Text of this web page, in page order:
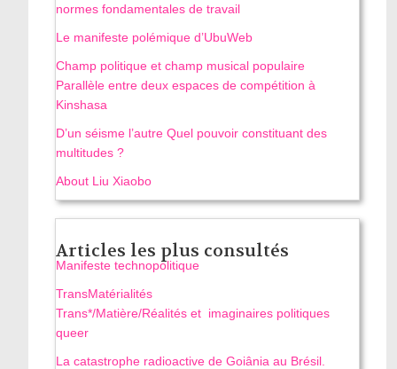
normes fondamentales de travail
Le manifeste polémique d’UbuWeb
Champ politique et champ musical populaire
Parallèle entre deux espaces de compétition à
Kinshasa
D’un séisme l’autre Quel pouvoir constituant des
multitudes ?
About Liu Xiaobo
Articles les plus consultés
Manifeste technopolitique
TransMatérialités
Trans*/Matière/Réalités et imaginaires politiques
queer
La catastrophe radioactive de Goiânia au Brésil.